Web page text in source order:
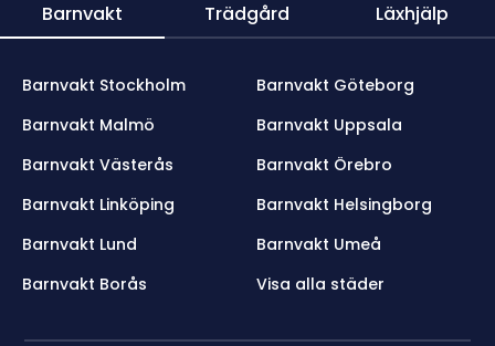
Barnvakt Trädgård Läxhjälp
Barnvakt Stockholm
Barnvakt Göteborg
Barnvakt Malmö
Barnvakt Uppsala
Barnvakt Västerås
Barnvakt Örebro
Barnvakt Linköping
Barnvakt Helsingborg
Barnvakt Lund
Barnvakt Umeå
Barnvakt Borås
Visa alla städer